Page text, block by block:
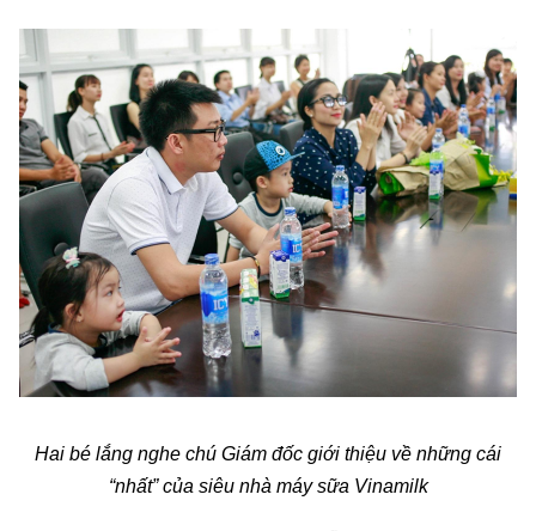
Hai bé lắng nghe chú Giám đốc giới thiệu về những cái
“nhất” của siêu nhà máy sữa Vinamilk